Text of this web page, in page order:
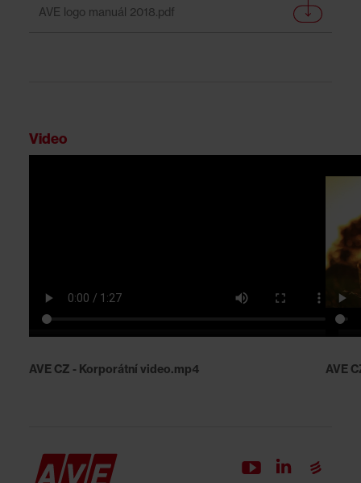
AVE logo manuál 2018.pdf
Video
AVE CZ - Korporátní video.mp4 AVE